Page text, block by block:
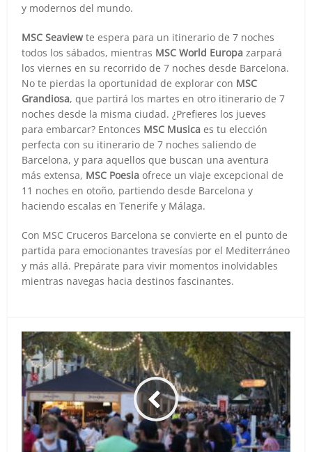
y modernos del mundo.
MSC Seaview te espera para un itinerario de 7 noches
todos los sábados, mientras MSC World Europa zarpará
los viernes en su recorrido de 7 noches desde Barcelona.
No te pierdas la oportunidad de explorar con MSC
Grandiosa, que partirá los martes en otro itinerario de 7
noches desde la misma ciudad. ¿Prefieres los jueves
para embarcar? Entonces MSC Musica es tu elección
perfecta con su itinerario de 7 noches saliendo de
Barcelona, y para aquellos que buscan una aventura
más extensa, MSC Poesia ofrece un viaje excepcional de
11 noches en otoño, partiendo desde Barcelona y
haciendo escalas en Tenerife y Málaga.
Con MSC Cruceros Barcelona se convierte en el punto de
partida para emocionantes travesías por el Mediterráneo
y más allá. Prepárate para vivir momentos inolvidables
mientras navegas hacia destinos fascinantes.